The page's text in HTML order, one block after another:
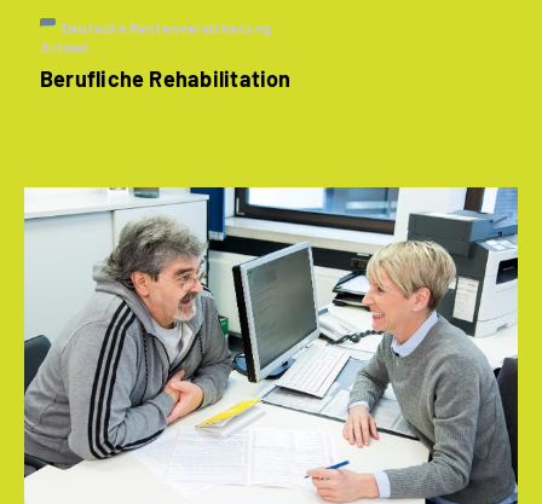
Deutsche Rentenversicherung
Artikel
Berufliche Rehabilitation